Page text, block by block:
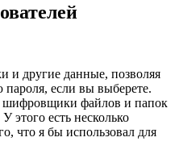
и другие данные, позволяя
если вы выберете.
шифровщики файлов и папок
этого есть несколько
что я бы использовал для